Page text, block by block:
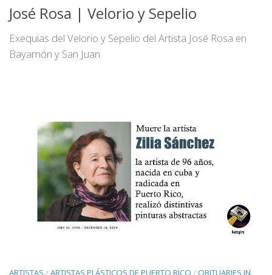
José Rosa | Velorio y Sepelio
Exequias del Velorio y Sepelio del Artista José Rosa en
Bayamón y San Juan.